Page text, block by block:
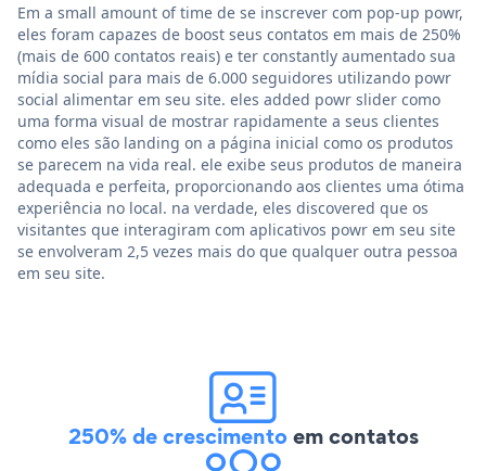
Em a small amount of time de se inscrever com pop-up powr,
eles foram capazes de boost seus contatos em mais de 250%
(mais de 600 contatos reais) e ter constantly aumentado sua
mídia social para mais de 6.000 seguidores utilizando powr
social alimentar em seu site. eles added powr slider como
uma forma visual de mostrar rapidamente a seus clientes
como eles são landing on a página inicial como os produtos
se parecem na vida real. ele exibe seus produtos de maneira
adequada e perfeita, proporcionando aos clientes uma ótima
experiência no local. na verdade, eles discovered que os
visitantes que interagiram com aplicativos powr em seu site
se envolveram 2,5 vezes mais do que qualquer outra pessoa
em seu site.
250% de crescimentoem contatos